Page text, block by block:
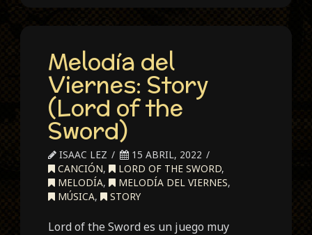
Melodía del
Viernes: Story
(Lord of the
Sword)
ISAAC LEZ
15 ABRIL, 2022
CANCIÓN, LORD OF THE SWORD,
MELODÍA, MELODÍA DEL VIERNES,
MÚSICA, STORY
Lord of the Sword es un juego muy